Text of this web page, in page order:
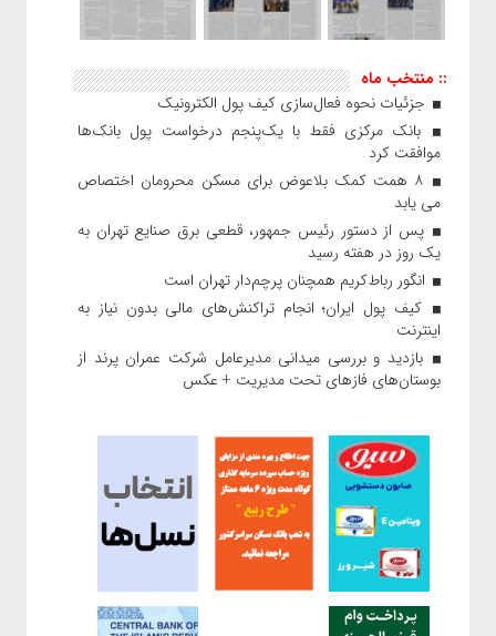
:: منتخب ماه
جزئیات نحوه فعال‌سازی کیف پول الکترونیک
بانک مرکزی فقط با یک‌‎پنجم درخواست پول بانک‌ها
موافقت کرد
۸ همت کمک بلاعوض برای مسکن محرومان اختصاص
می یابد
پس از دستور رئیس‌ جمهور، قطعی برق صنایع تهران به
یک روز در هفته رسید
انگور رباط‌کریم همچنان پرچم‌دار تهران است
کیف پول ایران؛ انجام تراکنش‌های مالی بدون نیاز به
اینترنت
بازدید و بررسی میدانی مدیرعامل شرکت عمران پرند از
بوستان‌های فازهای تحت مدیریت + عکس